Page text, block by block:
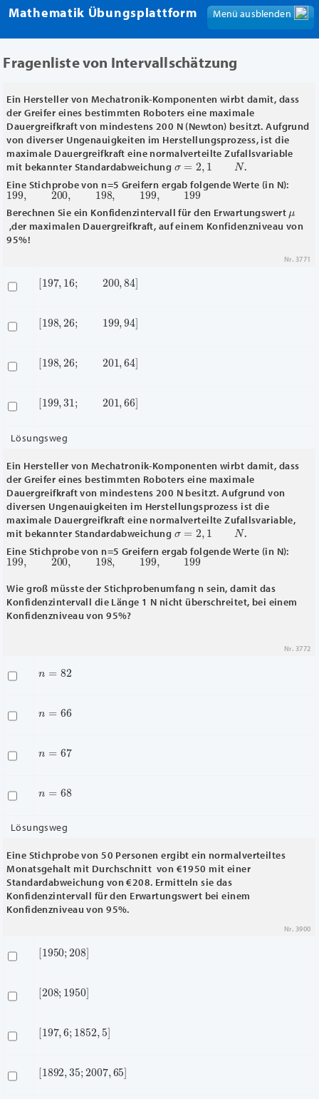
Mathematik Übungsplattform Menü anzeigen
Menü ausblenden
Fragenliste von Intervallschätzung
Ein Hersteller von Mechatronik-Komponenten wirbt damit, dass
der Greifer eines bestimmten Roboters eine maximale
Dauergreifkraft von mindestens 200 N (Newton) besitzt. Aufgrund
von diverser Ungenauigkeiten im Herstellungsprozess, ist die
maximale Dauergreifkraft eine normalverteilte Zufallsvariable
mit bekannter Standardabweichung σ=2,1N
.
Eine Stichprobe von n=5 Greifern ergab folgende Werte (in N):
199 ,200,198,199, 199
Berechnen Sie ein Konfidenzintervall für den Erwartungswert
,der maximalen Dauergreifkraft, auf einem Konfidenzniveau von
95%!
Nr. 3771
[197 ,16 ,84
[198 ,26 ,94
[198 ,26 ,64
[199 ,31 ,66
Lösungsweg
Ein Hersteller von Mechatronik-Komponenten wirbt damit, dass
der Greifer eines bestimmten Roboters eine maximale
Dauergreifkraft von mindestens 200 N besitzt. Aufgrund von
diversen Ungenauigkeiten im Herstellungsprozess ist die
maximale Dauergreifkraft eine normalverteilte Zufallsvariable,
mit bekannter Standardabweichung σ=2,1N
.
Eine Stichprobe von n=5 Greifern ergab folgende Werte (in N):
199 ,200,198,199, 199
Wie groß müsste der Stichprobenumfang n sein, damit das
Konfidenzintervall die Länge 1 N nicht überschreitet, bei einem
Konfidenzniveau von 95%?
Nr. 3772
82
66
67
68
Lösungsweg
Eine Stichprobe von 50 Personen ergibt ein normalverteiltes
Monatsgehalt mit Durchschnitt von €1950 mit einer
Standardabweichung von €208. Ermitteln sie das
Konfidenzintervall für den Erwartungswert bei einem
Konfidenzniveau von 95%.
Nr. 3900
[1950 ;208
[208 ;1950
[197 ,6 ;1852,5
[1892 ,35 ;2007,65